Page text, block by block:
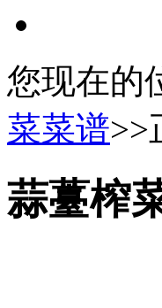
您现在的
菜菜谱>>
蒜薹榨